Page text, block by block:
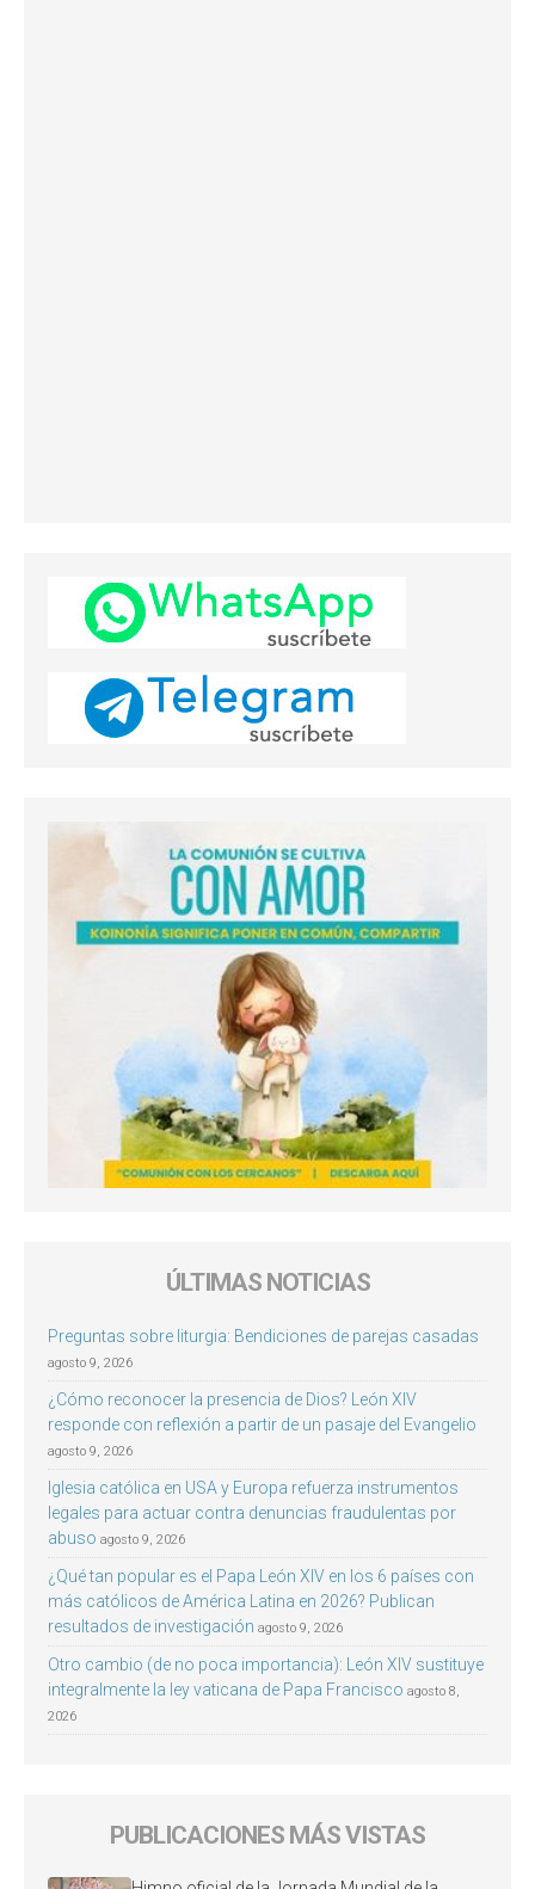
ÚLTIMAS NOTICIAS
Preguntas sobre liturgia: Bendiciones de parejas casadas
agosto 9, 2026
¿Cómo reconocer la presencia de Dios? León XIV
responde con reflexión a partir de un pasaje del Evangelio
agosto 9, 2026
Iglesia católica en USA y Europa refuerza instrumentos
legales para actuar contra denuncias fraudulentas por
abuso agosto 9, 2026
¿Qué tan popular es el Papa León XIV en los 6 países con
más católicos de América Latina en 2026? Publican
resultados de investigación agosto 9, 2026
Otro cambio (de no poca importancia): León XIV sustituye
integralmente la ley vaticana de Papa Francisco agosto 8,
2026
PUBLICACIONES MÁS VISTAS